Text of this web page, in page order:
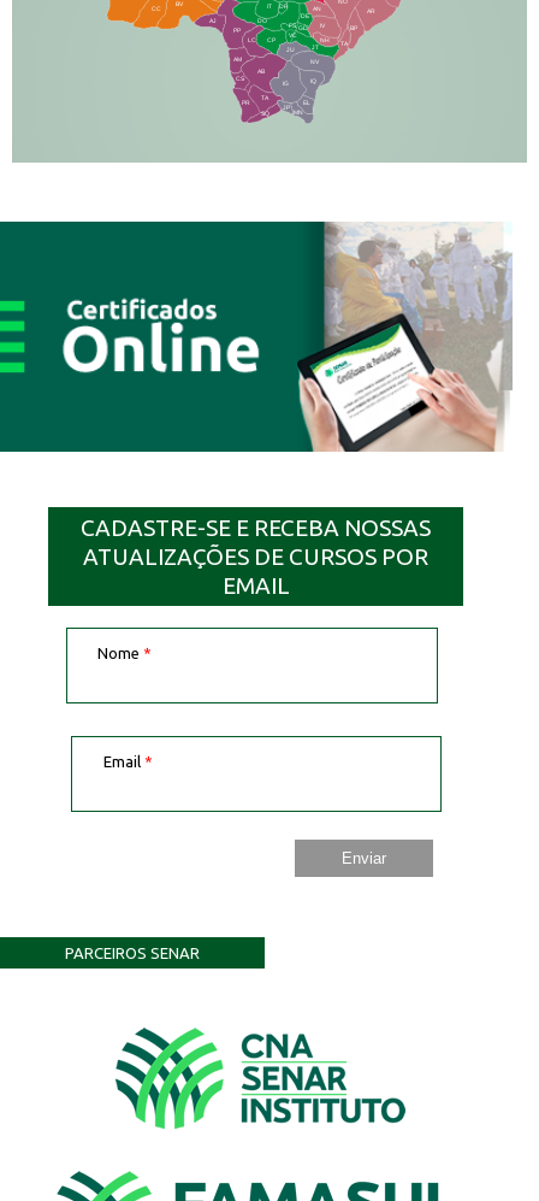
AR
TA
NH
JT
IT
DR
DO
CP
JU
NV
IQ
EL
BV
CC
PP
AJ
LC
AM
AB
JP
CS
PR
TA
SQ
IG
MN
NO
BP
AN
IV
FS
VC
GD
DE
CADASTRE-SE E RECEBA NOSSAS
ATUALIZAÇÕES DE CURSOS POR
EMAIL
Nome *
Email *
PARCEIROS SENAR